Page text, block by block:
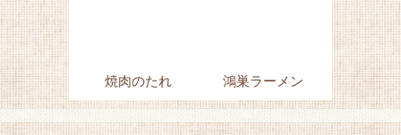
焼肉のたれ 鴻巣ラーメン